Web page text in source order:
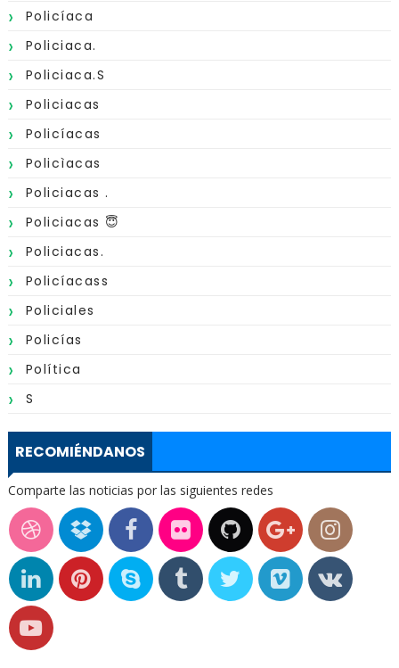
Policíaca
Policiaca.
Policiaca.s
Policiacas
Policíacas
Policìacas
Policiacas .
Policiacas 😇
Policiacas.
Policíacass
Policiales
Policías
Política
S
RECOMIÉNDANOS
Comparte las noticias por las siguientes redes